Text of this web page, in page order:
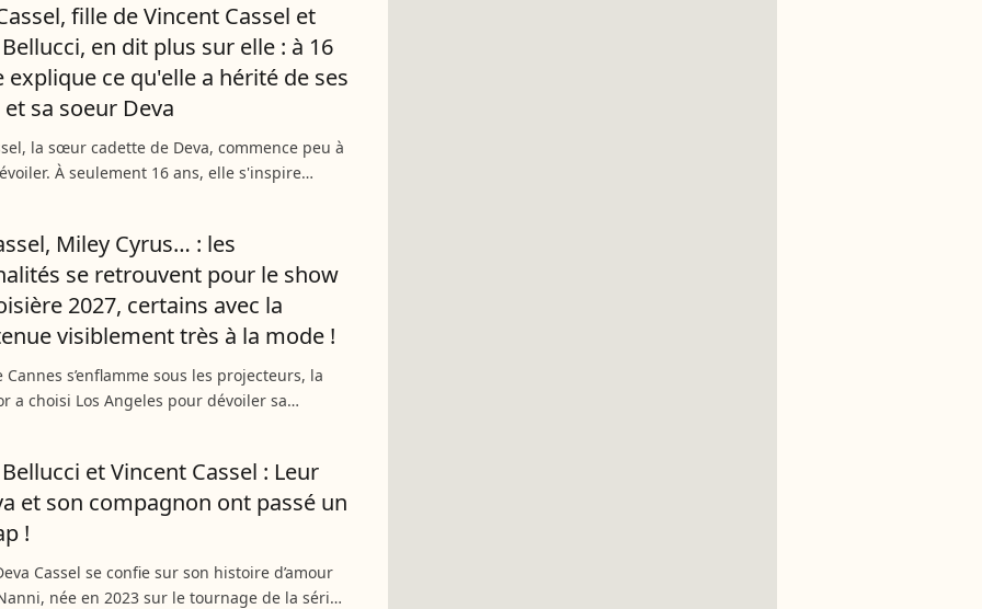
fille de Vincent Cassel et
en dit plus sur elle : à 16
explique ce qu'elle a hérité de ses
sa soeur Deva
la sœur cadette de Deva, commence peu à
À seulement 16 ans, elle s'inspire
de ses célèbres parents et de son aînée,
Miley Cyrus… : les
se retrouvent pour le show
2027, certains avec la
visiblement très à la mode !
Cannes s’enflamme sous les projecteurs, la
a choisi Los Angeles pour dévoiler sa
2027. Entre la tenue très colorée de
et Vincent Cassel : Leur
et son compagnon ont passé un
!
Cassel se confie sur son histoire d’amour
née en 2023 sur le tournage de la série